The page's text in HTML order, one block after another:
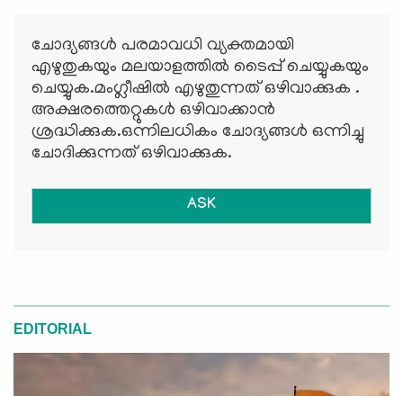
ചോദ്യങ്ങള്‍ പരമാവധി വ്യക്തമായി
എഴുതുകയും മലയാളത്തില്‍ ടൈപ്പ് ചെയ്യുകയും
ചെയ്യുക.മംഗ്ലീഷില്‍ എഴുതുന്നത് ഒഴിവാക്കുക .
അക്ഷരത്തെറ്റുകള്‍ ഒഴിവാക്കാന്‍
ശ്രദ്ധിക്കുക.ഒന്നിലധികം ചോദ്യങ്ങള്‍ ഒന്നിച്ചു
ചോദിക്കുന്നത് ഒഴിവാക്കുക.
ASK
EDITORIAL